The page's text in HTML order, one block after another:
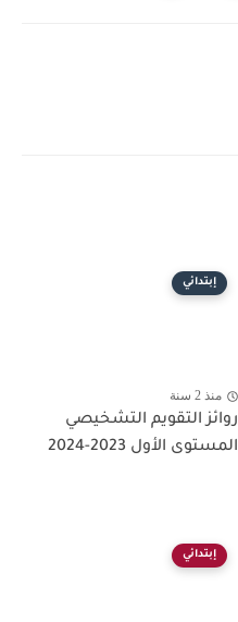
إبتدائي
منذ 2 سنة
روائز التقويم التشخيصي
المستوى الأول 2023-2024
إبتدائي